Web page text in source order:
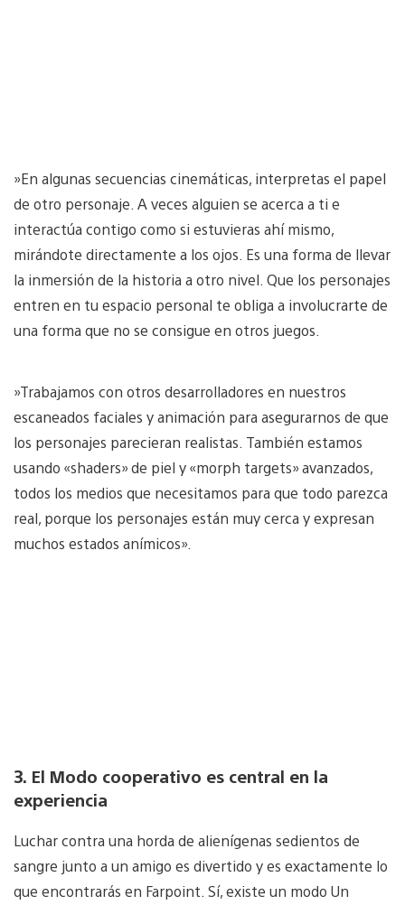
»En algunas secuencias cinemáticas, interpretas el papel
de otro personaje. A veces alguien se acerca a ti e
interactúa contigo como si estuvieras ahí mismo,
mirándote directamente a los ojos. Es una forma de llevar
la inmersión de la historia a otro nivel. Que los personajes
entren en tu espacio personal te obliga a involucrarte de
una forma que no se consigue en otros juegos.
»Trabajamos con otros desarrolladores en nuestros
escaneados faciales y animación para asegurarnos de que
los personajes parecieran realistas. También estamos
usando «shaders» de piel y «morph targets» avanzados,
todos los medios que necesitamos para que todo parezca
real, porque los personajes están muy cerca y expresan
muchos estados anímicos».
3. El Modo cooperativo es central en la
experiencia
Luchar contra una horda de alienígenas sedientos de
sangre junto a un amigo es divertido y es exactamente lo
que encontrarás en Farpoint. Sí, existe un modo Un